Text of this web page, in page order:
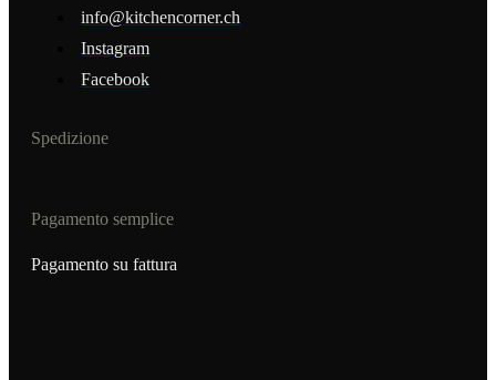
info@kitchencorner.ch
Instagram
Facebook
Spedizione
Pagamento semplice
Pagamento su fattura